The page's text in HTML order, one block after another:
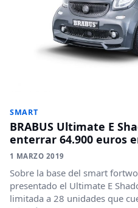
SMART
BRABUS Ultimate E
enterrar 64.900 euros
1 MARZO 2019
Sobre la base del smart
presentado el Ultimate E
limitada a 28 unidades que